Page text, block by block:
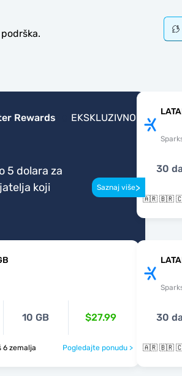
Rewards EKSKLUZIVNO
5 dolara za
koji
Saznaj više>
30
10 GB $27.99
i još 6 zemalja Pogledajte ponudu >
30